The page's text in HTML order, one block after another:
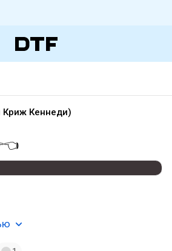
Криж Кеннеди)